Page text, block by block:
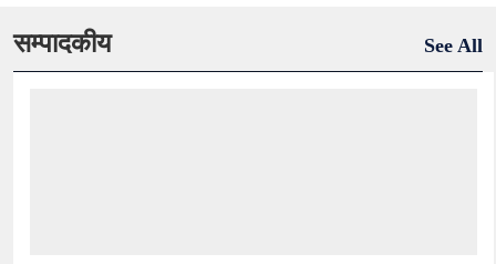
सम्पादकीय See All